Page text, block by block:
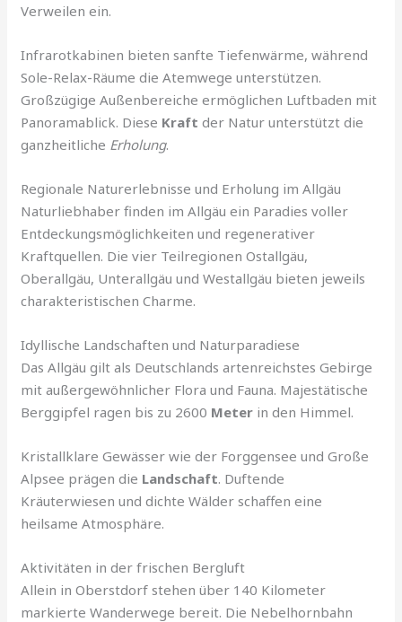
Verweilen ein.
Infrarotkabinen bieten sanfte Tiefenwärme, während
Sole-Relax-Räume die Atemwege unterstützen.
Großzügige Außenbereiche ermöglichen Luftbaden mit
Panoramablick. Diese Kraft der Natur unterstützt die
ganzheitliche Erholung.
Regionale Naturerlebnisse und Erholung im Allgäu
Naturliebhaber finden im Allgäu ein Paradies voller
Entdeckungsmöglichkeiten und regenerativer
Kraftquellen. Die vier Teilregionen Ostallgäu,
Oberallgäu, Unterallgäu und Westallgäu bieten jeweils
charakteristischen Charme.
Idyllische Landschaften und Naturparadiese
Das Allgäu gilt als Deutschlands artenreichstes Gebirge
mit außergewöhnlicher Flora und Fauna. Majestätische
Berggipfel ragen bis zu 2600 Meter in den Himmel.
Kristallklare Gewässer wie der Forggensee und Große
Alpsee prägen die Landschaft. Duftende
Kräuterwiesen und dichte Wälder schaffen eine
heilsame Atmosphäre.
Aktivitäten in der frischen Bergluft
Allein in Oberstdorf stehen über 140 Kilometer
markierte Wanderwege bereit. Die Nebelhornbahn